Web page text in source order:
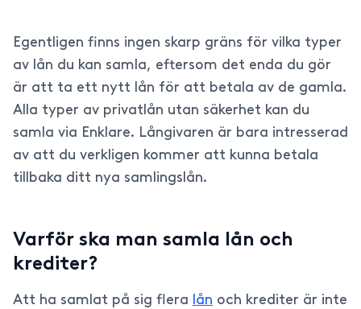
Egentligen finns ingen skarp gräns för vilka typer
av lån du kan samla, eftersom det enda du gör
är att ta ett nytt lån för att betala av de gamla.
Alla typer av privatlån utan säkerhet kan du
samla via Enklare. Långivaren är bara intresserad
av att du verkligen kommer att kunna betala
tillbaka ditt nya samlingslån.
Varför ska man samla lån och
krediter?
Att ha samlat på sig flera lån och krediter är inte